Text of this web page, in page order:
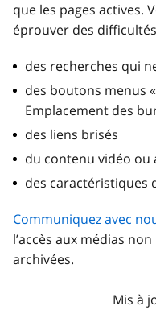
que les pages actives.
éprouver des
des recherches qui
des boutons menus
Emplacement des
des liens brisés
du contenu vidéo ou
des caractéristiques
Communiquez avec
l’accès aux médias
archivées.
Mis à